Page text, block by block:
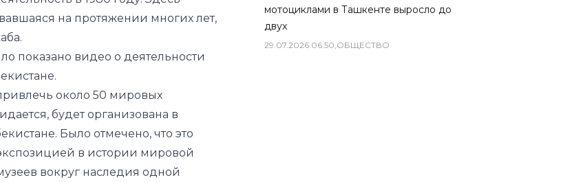
около 50 мировых
будет организована в
Было отмечено, что это
в истории мировой
вокруг наследия одной
в вашей стране - историческое
связанные с культурным
мотоциклами в Ташкенте выросло до
двух
29.07.2026 06:50,ОБЩЕСТВО